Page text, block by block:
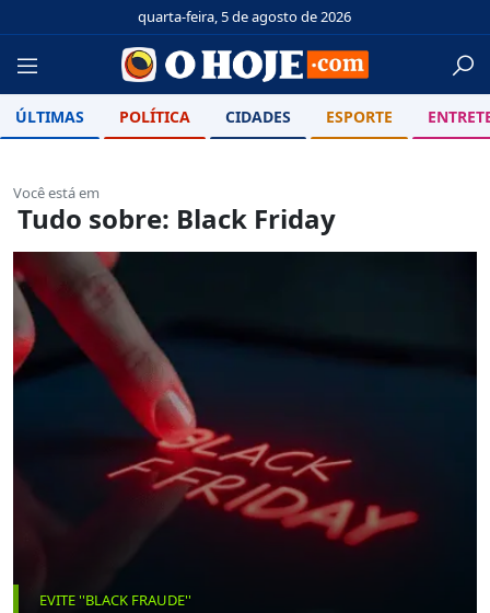
quarta-feira, 5 de agosto de 2026
ÚLTIMAS POLÍTICA CIDADES ESPORTE
Você está em
Tudo sobre: Black Friday
EVITE ''BLACK FRAUDE''